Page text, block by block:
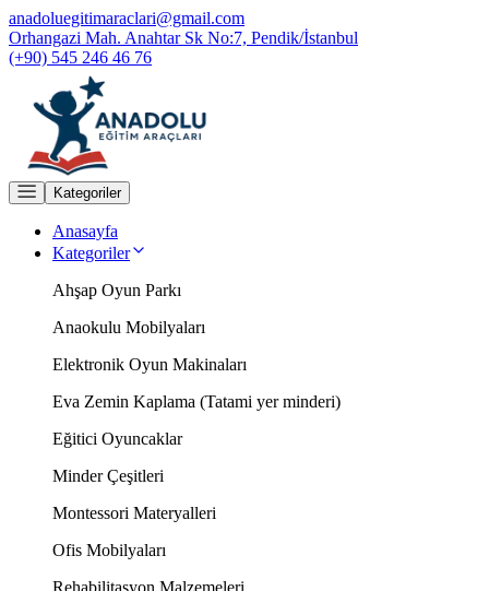
anadoluegitimaraclari@gmail.com
Orhangazi Mah. Anahtar Sk No:7, Pendik/İstanbul
(+90) 545 246 46 76
Kategoriler
Anasayfa
Kategoriler
Ahşap Oyun Parkı
Anaokulu Mobilyaları
Elektronik Oyun Makinaları
Eva Zemin Kaplama (Tatami yer minderi)
Eğitici Oyuncaklar
Minder Çeşitleri
Montessori Materyalleri
Ofis Mobilyaları
Rehabilitasyon Malzemeleri